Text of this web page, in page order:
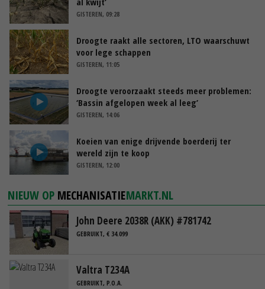
GISTEREN, 09:28
Droogte raakt alle sectoren, LTO waarschuwt
voor lege schappen
GISTEREN, 11:05
Droogte veroorzaakt steeds meer problemen:
‘Bassin afgelopen week al leeg’
GISTEREN, 14:06
Koeien van enige drijvende boerderij ter
wereld zijn te koop
GISTEREN, 12:00
NIEUW OP MECHANISATIEMARKT.NL
John Deere 2038R (AKK) #781742
GEBRUIKT, € 34.099
Valtra T234A
GEBRUIKT, P.O.A.